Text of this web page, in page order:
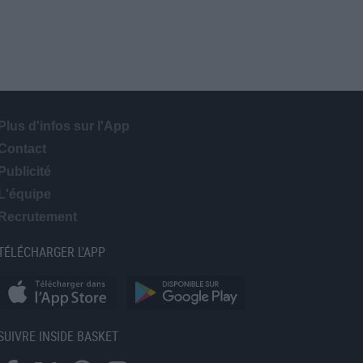
Plus d'infos sur l'App
Publicité
L'équipe
Recrutement
L'APP
INSIDE BASKET